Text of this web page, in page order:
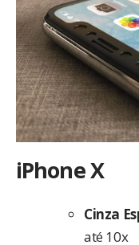
iPhone X
Cinza
até 10x